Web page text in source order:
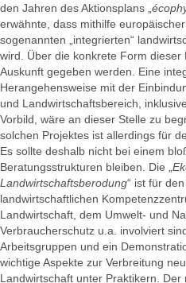
den Jahren des Aktionsplans „
erwähnte, dass mithilfe
sogenannten „integrierten“
wird. Über die konkrete Form
Auskunft gegeben werden. Eine
Herangehensweise mit der
und Landwirtschaftsbereich,
Vorbild, wäre an dieser Stelle zu
solchen Projektes ist allerdings für
Es sollte deshalb nicht bei einem
Beratungsstrukturen bleiben. Die „
Landwirtschaftsberodung“ ist für
landwirtschaftlichen
Landwirtschaft, dem Umwelt- und
Verbraucherschutz u.a. involviert
Arbeitsgruppen und ein
wichtige Aspekte zur Verbreitung
Landwirtschaft unter Praktikern. Der